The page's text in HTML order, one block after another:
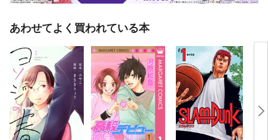
あわせてよく買われている本